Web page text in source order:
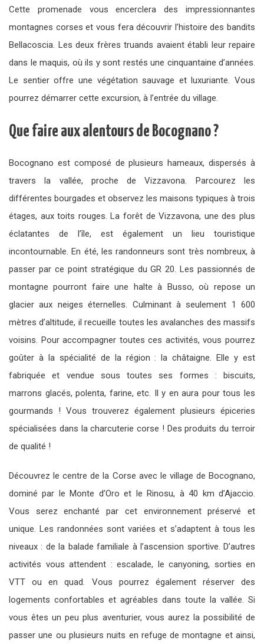
Cette promenade vous encerclera des impressionnantes
montagnes corses et vous fera découvrir l’histoire des bandits
Bellacoscia. Les deux frères truands avaient établi leur repaire
dans le maquis, où ils y sont restés une cinquantaine d’années.
Le sentier offre une végétation sauvage et luxuriante. Vous
pourrez démarrer cette excursion, à l’entrée du village.
Que faire aux alentours de Bocognano ?
Bocognano est composé de plusieurs hameaux, dispersés à
travers la vallée, proche de Vizzavona. Parcourez les
différentes bourgades et observez les maisons typiques à trois
étages, aux toits rouges. La forêt de Vizzavona, une des plus
éclatantes de l’île, est également un lieu touristique
incontournable. En été, les randonneurs sont très nombreux, à
passer par ce point stratégique du GR 20. Les passionnés de
montagne pourront faire une halte à Busso, où repose un
glacier aux neiges éternelles. Culminant à seulement 1 600
mètres d’altitude, il recueille toutes les avalanches des massifs
voisins. Pour accompagner toutes ces activités, vous pourrez
goûter à la spécialité de la région : la châtaigne. Elle y est
fabriquée et vendue sous toutes ses formes : biscuits,
marrons glacés, polenta, farine, etc. Il y en aura pour tous les
gourmands ! Vous trouverez également plusieurs épiceries
spécialisées dans la charcuterie corse ! Des produits du terroir
de qualité !
Découvrez le centre de la Corse avec le village de Bocognano,
dominé par le Monte d’Oro et le Rinosu, à 40 km d’Ajaccio.
Vous serez enchanté par cet environnement préservé et
unique. Les randonnées sont variées et s’adaptent à tous les
niveaux : de la balade familiale à l’ascension sportive. D’autres
activités vous attendent : escalade, le canyoning, sorties en
VTT ou en quad. Vous pourrez également réserver des
logements confortables et agréables dans toute la vallée. Si
vous êtes un peu plus aventurier, vous aurez la possibilité de
passer une ou plusieurs nuits en refuge de montagne et ainsi,